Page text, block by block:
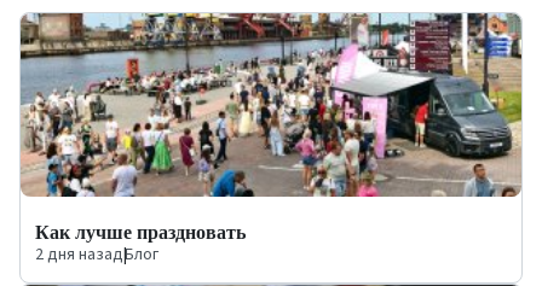
Как лучше праздновать
2 дня назад|Блог